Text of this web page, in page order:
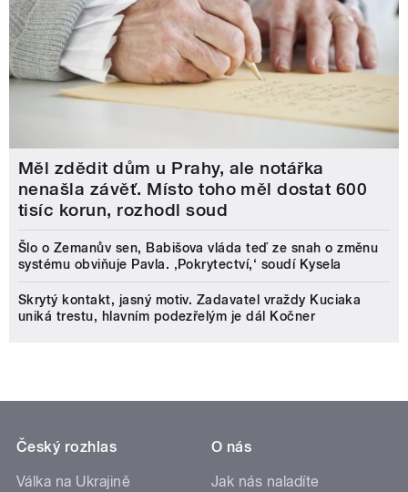
Měl zdědit dům u Prahy, ale notářka
nenašla závěť. Místo toho měl dostat 600
tisíc korun, rozhodl soud
Šlo o Zemanův sen, Babišova vláda teď ze snah o změnu
systému obviňuje Pavla. ‚Pokrytectví,‘ soudí Kysela
Skrytý kontakt, jasný motiv. Zadavatel vraždy Kuciaka
uniká trestu, hlavním podezřelým je dál Kočner
Český rozhlas
Válka na Ukrajině
O nás
Jak nás naladíte